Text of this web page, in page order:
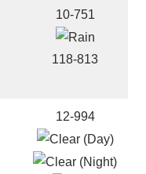
10-751
118-813
12-994